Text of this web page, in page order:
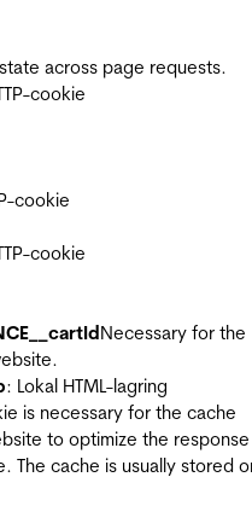
across page requests.
cookie
cookie
cookie
Necessary for the
: Lokal HTML-lagring
is necessary for the cache
to optimize the
The cache is usually stored